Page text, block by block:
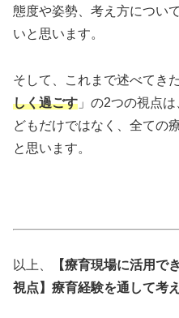
態度や姿勢、考え方につい
いと思います。
そして、これまで述べてき
しく過ごす 」の2つの視点
どもだけではなく、全ての
と思います。
以上、
【療育現場に活用で
視点】療育経験を通して考